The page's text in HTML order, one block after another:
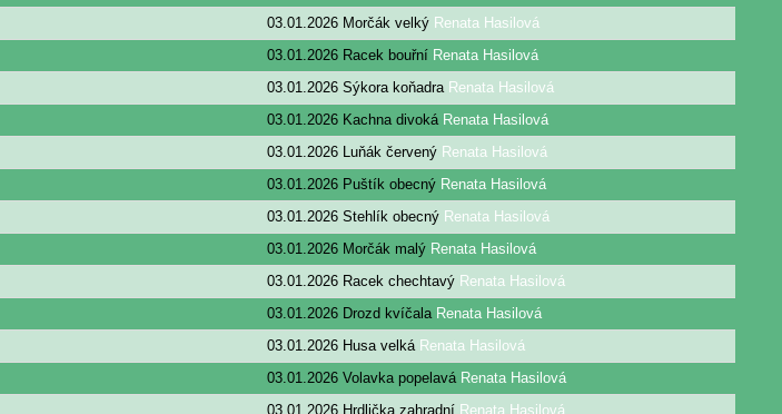
03.01.2026 Morčák velký Renata Hasilová
03.01.2026 Racek bouřní Renata Hasilová
03.01.2026 Sýkora koňadra Renata Hasilová
03.01.2026 Kachna divoká Renata Hasilová
03.01.2026 Luňák červený Renata Hasilová
03.01.2026 Puštík obecný Renata Hasilová
03.01.2026 Stehlík obecný Renata Hasilová
03.01.2026 Morčák malý Renata Hasilová
03.01.2026 Racek chechtavý Renata Hasilová
03.01.2026 Drozd kvíčala Renata Hasilová
03.01.2026 Husa velká Renata Hasilová
03.01.2026 Volavka popelavá Renata Hasilová
03.01.2026 Hrdlička zahradní Renata Hasilová